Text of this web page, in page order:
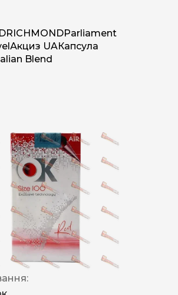
RICHMONDParliament
Акциз UAКапсула
Blend